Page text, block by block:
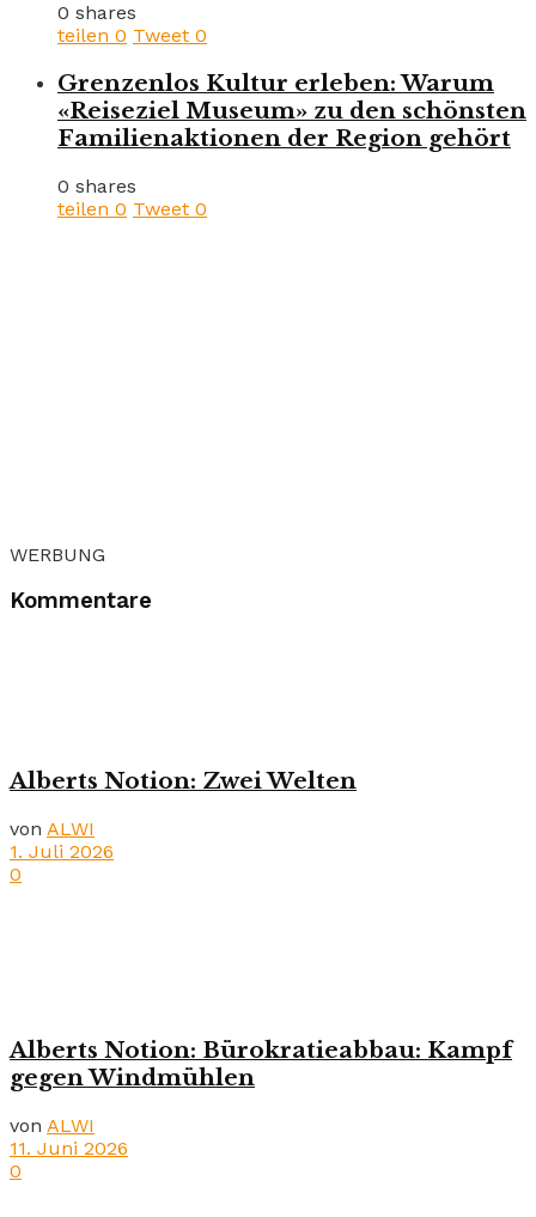
0 shares
teilen 0 Tweet 0
Grenzenlos Kultur erleben: Warum
«Reiseziel Museum» zu den schönsten
Familienaktionen der Region gehört
0 shares
teilen 0 Tweet 0
WERBUNG
Kommentare
Alberts Notion: Zwei Welten
von ALWI
1. Juli 2026
0
Alberts Notion: Bürokratieabbau: Kampf
gegen Windmühlen
von ALWI
11. Juni 2026
0